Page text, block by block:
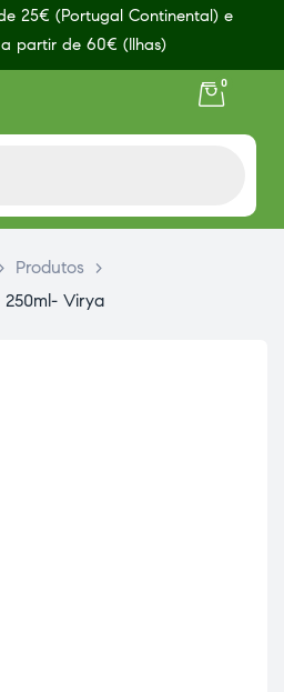
25€ (Portugal Continental) e
a partir de 60€ (Ilhas)
0
> Produtos
>
250ml- Virya